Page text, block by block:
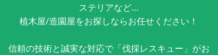
ステリアなど...
植木屋/造園屋をお探しならお任せください！
信頼の技術と誠実な対応で「伐採レスキュー」がお